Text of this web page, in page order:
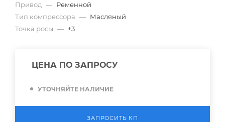
Привод — Ременной
Тип компрессора — Масляный
Точка росы — +3
ЦЕНА ПО ЗАПРОСУ
УТОЧНЯЙТЕ НАЛИЧИЕ
ЗАПРОСИТЬ КП